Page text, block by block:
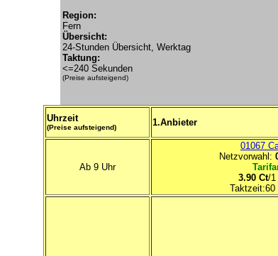
Region:
Fern
Übersicht:
24-Stunden Übersicht, Werktag
Taktung:
<=240 Sekunden
(Preise aufsteigend)
Uhrzeit
(Preise aufsteigend) 1.Anbieter
Ab 9 Uhr
01067
Netzvorwahl:
3.90 Ct/1
Taktzeit:60